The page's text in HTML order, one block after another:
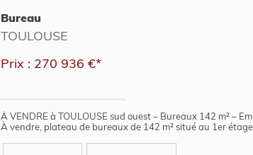
Bureau
TOULOUSE
Prix : 270 936 €*
À VENDRE à TOULOUSE sud ouest – Bureaux 142 m² –
À vendre, plateau de bureaux de 142 m² situé au 1er étage